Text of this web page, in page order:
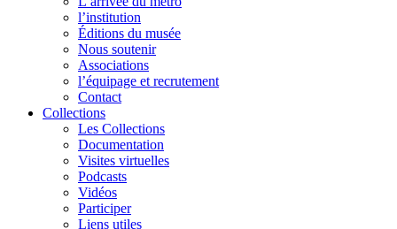
l’institution
Éditions du musée
Nous soutenir
Associations
l’équipage et recrutement
Contact
Collections
Les Collections
Documentation
Visites virtuelles
Podcasts
Vidéos
Participer
Liens utiles